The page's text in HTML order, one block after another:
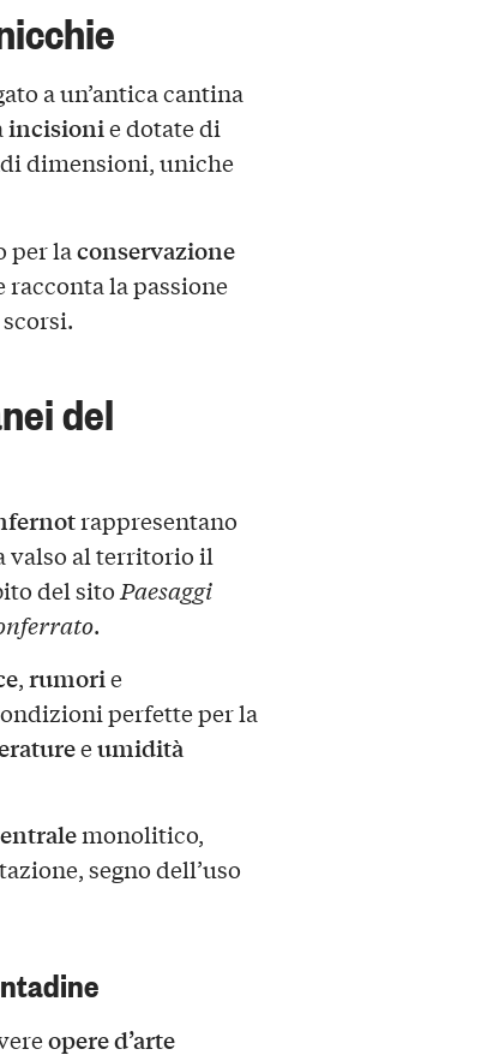
a un’antica cantina
incisionie dotate di
dimensioni, uniche
per laconservazione
racconta la passione
del
rappresentano
valso al territorio il
del sito Paesaggi
.
,rumorie
perfette per la
eumidità
monolitico,
segno dell’uso
opere d’arte